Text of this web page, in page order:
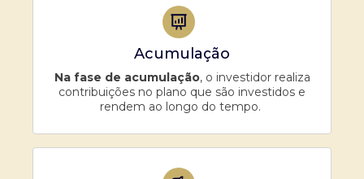
Acumulação
Na fase de acumulação, o investidor realiza
contribuições no plano que são investidos e
rendem ao longo do tempo.